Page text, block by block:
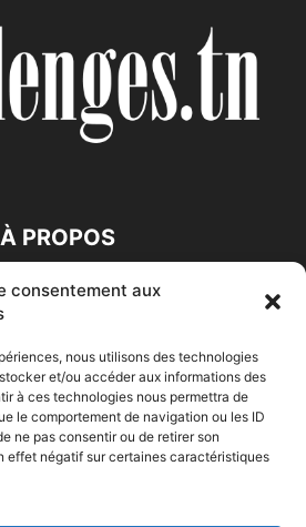
consentement aux
nous utilisons des technologies
et/ou accéder aux informations des
à ces technologies nous permettra de
le comportement de navigation ou les ID
ne pas consentir ou de retirer son
effet négatif sur certaines caractéristiques
À PROPOS
NOUS
Entreprises Entrepreneur Afrique